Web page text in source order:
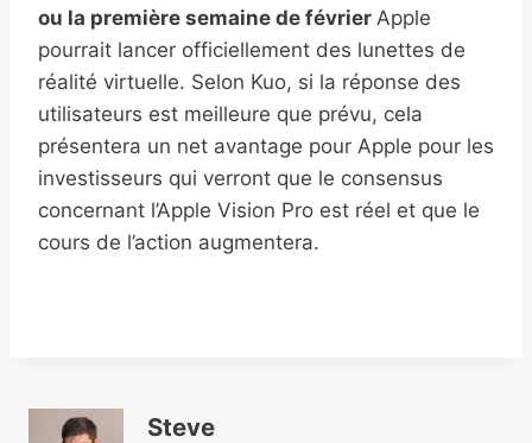
ou la première semaine de février Apple
pourrait lancer officiellement des lunettes de
réalité virtuelle. Selon Kuo, si la réponse des
utilisateurs est meilleure que prévu, cela
présentera un net avantage pour Apple pour les
investisseurs qui verront que le consensus
concernant l’Apple Vision Pro est réel et que le
cours de l’action augmentera.
Steve